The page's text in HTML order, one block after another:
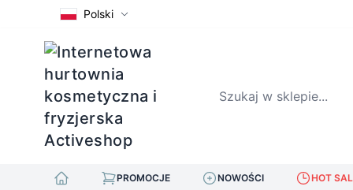
Polski
Szukaj w sklepie...
PROMOCJE NOWOŚCI HOT